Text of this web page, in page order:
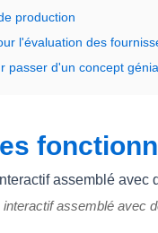
production
l'évaluation des
passer d'un concept
assemblé avec